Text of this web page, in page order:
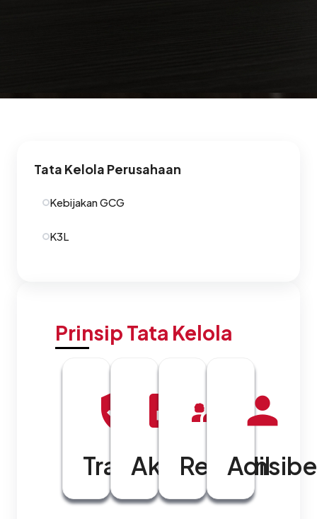
Tata Kelola Perusahaan
Kebijakan GCG
K3L
Prinsip Tata Kelola
Transparan
AkuntabelAdil